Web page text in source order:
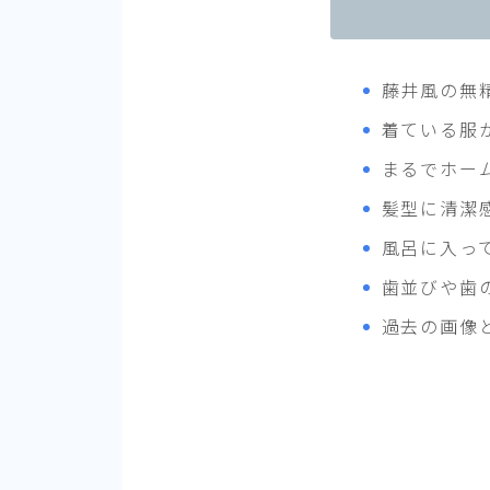
藤井風の無
着ている服
まるでホー
髪型に清潔
風呂に入っ
歯並びや歯
過去の画像